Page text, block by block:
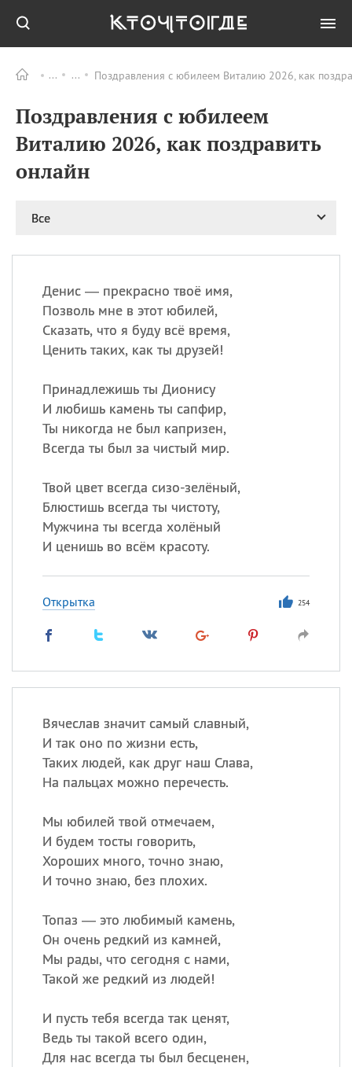
Поздравления с юбилеем Виталию 2026, как
Поздравления с юбилеем
Виталию 2026, как поздравить
онлайн
Все
Денис — прекрасно твоё имя,
Позволь мне в этот юбилей,
Сказать, что я буду всё время,
Ценить таких, как ты друзей!
Принадлежишь ты Дионису
И любишь камень ты сапфир,
Ты никогда не был капризен,
Всегда ты был за чистый мир.
Твой цвет всегда сизо-зелёный,
Блюстишь всегда ты чистоту,
Мужчина ты всегда холёный
И ценишь во всём красоту.
Открытка 254
Вячеслав значит самый славный,
И так оно по жизни есть,
Таких людей, как друг наш Слава,
На пальцах можно перечесть.
Мы юбилей твой отмечаем,
И будем тосты говорить,
Хороших много, точно знаю,
И точно знаю, без плохих.
Топаз — это любимый камень,
Он очень редкий из камней,
Мы рады, что сегодня с нами,
Такой же редкий из людей!
И пусть тебя всегда так ценят,
Ведь ты такой всего один,
Для нас всегда ты был бесценен,
ПРАЗДНИКИ Все
06.08 Преображение
Господне у западных
христиан
07.08 День ассирийских
07.08
Национальный день
маяка
07.08 Годовщина битвы при
Бояка
ИМЕНА
Сегодня празднуют именины
,Еще
Кристина